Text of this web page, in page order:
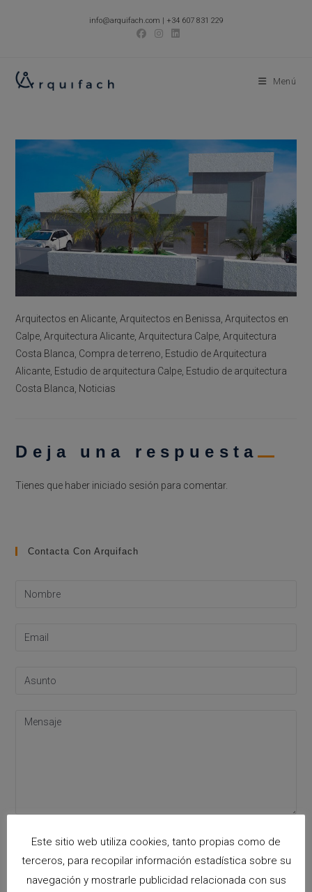
info@arquifach.com | +34 607 831 229
Menú
Arquitectos en Alicante, Arquitectos en Benissa, Arquitectos en
Calpe, Arquitectura Alicante, Arquitectura Calpe, Arquitectura
Costa Blanca, Compra de terreno, Estudio de Arquitectura
Alicante, Estudio de arquitectura Calpe, Estudio de arquitectura
Costa Blanca, Noticias
Deja una respuesta
Tienes que haber iniciado sesión para comentar.
Contacta Con Arquifach
Please leave this field empty.
Acepto lapolítica de privacidad
Este sitio web utiliza cookies, tanto propias como de
terceros, para recopilar información estadística sobre su
navegación y mostrarle publicidad relacionada con sus